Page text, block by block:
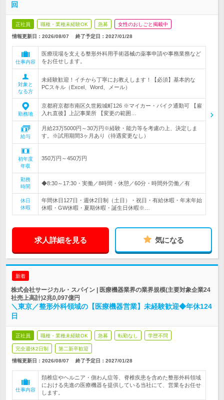
回
正社員 職種・業種未経験OK 急募 女性のおしごと掲載中
情報更新日：2026/08/07 終了予定日： 2027/01/28
仕事内容
医療現場を支える整形外科用手術器械の薬事申請や事務業務など
をお任せします。
対象と
なる方
未経験歓迎！イチから丁寧にお教えします！【必須】基本的な
PCスキル（Excel、Word、メール）
勤務地
京都府京都市南区久世殿城町126 ※マイカー・バイク通勤可 【雇
入れ直後】上記事業所 【変更の範囲…
給与
月給23万5000円～30万円※経験・能力等を考慮の上、決定しま
す。※試用期間3ヶ月あり（待遇変更なし）
初年度
年収
350万円～450万円
勤務
時間
◆8:30～17:30・実働／8時間・休憩／60分・時間外労働／有
休日
休暇
年間休日127日・週休2日制（土日）・祝日・有給休暇・年末年始
休暇・GW休暇・夏期休暇・誕生日休暇※…
求人詳細を見る 気になる
新着
株式会社サージカル・スパイン | 医療機器業界の業界規模(主要対象企業24
社売上高計)2兆0,097億円
＼東京／整形外科領域の【医療機器営業】未経験歓迎◆年休124
日
正社員 職種・業種未経験OK 急募 転勤なし 学歴不問
完全週休2日制 第二新卒歓迎
情報更新日：2026/08/07 終了予定日： 2027/01/28
仕事内容
頚椎症やヘルニア・側わん症等、脊椎疾患を含めた整形外科領域
における先進の医療機器を提供している当社にて、営業をお任せ
します。